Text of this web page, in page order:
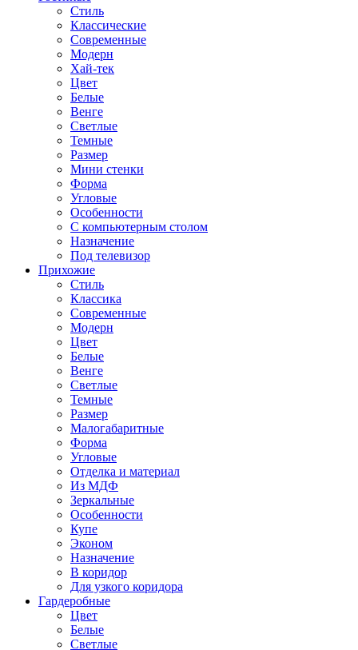
Стиль
Классические
Современные
Модерн
Хай-тек
Цвет
Белые
Венге
Светлые
Темные
Размер
Мини стенки
Форма
Угловые
Особенности
С компьютерным столом
Назначение
Под телевизор
Прихожие
Стиль
Классика
Современные
Модерн
Цвет
Белые
Венге
Светлые
Темные
Размер
Малогабаритные
Форма
Угловые
Отделка и материал
Из МДФ
Зеркальные
Особенности
Купе
Эконом
Назначение
В коридор
Для узкого коридора
Гардеробные
Цвет
Белые
Светлые